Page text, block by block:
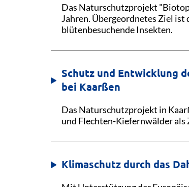
Das Naturschutzprojekt
Jahren. Übergeordnetes Ziel
blütenbesuchende Insekten.
Schutz und Entwicklung
bei Kaarßen
Das Naturschutzprojekt in
und Flechten-Kiefernwälder als
Klimaschutz durch das